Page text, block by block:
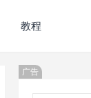
教程
广告